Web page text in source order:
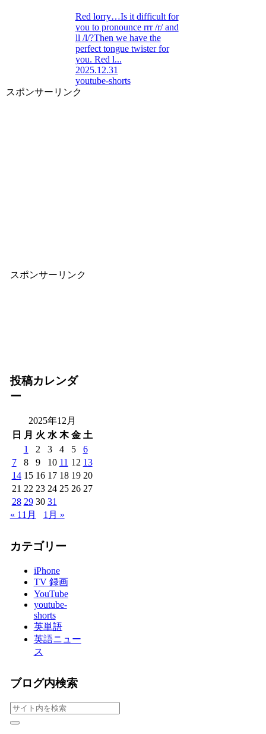
Red lorry…Is it difficult for
you to pronounce rrr /r/ and
ll /l/?Then we have the
perfect tongue twister for
you. Red l...
2025.12.31
youtube-shorts
スポンサーリンク
スポンサーリンク
投稿カレンダ
ー
2025年12月
日
月 火 水 木 金 土
1
2 3 4 5
6
7
8 9 10 11 12 13
14 15 16 17 18 19 20
21 22 23 24 25 26 27
28 29 30 31
« 11月
1月 »
カテゴリー
iPhone
TV 録画
YouTube
youtube-
shorts
英単語
英語ニュー
ス
ブログ内検索